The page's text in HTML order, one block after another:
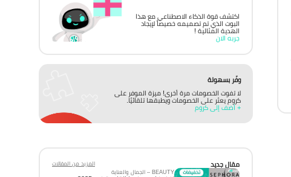
اكتشف قوة الذكاء الاصطناعي مع هذا
البوت الذي تم تصميمه خصيصاً لإيجاد
الهدية المثالية !
جربه الان
وفّر بسهولة
لا تفوت الخصومات مرة أخرى! ميزة الموفر على
كروم يعثر على الخصومات ويطبقها تلقائيًا.
+ أضف إلى كروم
مقال جديد
المزيد من المقالات
BEAUTY – الجمال والعناية